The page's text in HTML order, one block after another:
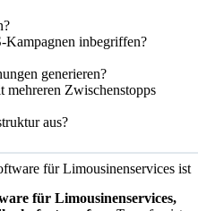
Kampagnen inbegriffen?
generieren?
mehreren Zwischenstopps
aus?
für Limousinenservices ist
für Limousinenservices,